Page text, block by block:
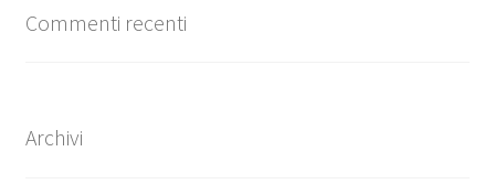
Commenti recenti
Archivi